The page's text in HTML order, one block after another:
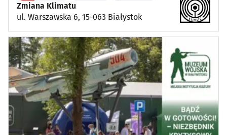
Zmiana Klimatu
ul. Warszawska 6, 15-063 Białystok